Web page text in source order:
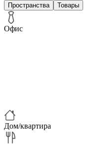
Пространства Товары
Офис
Дом/квартира